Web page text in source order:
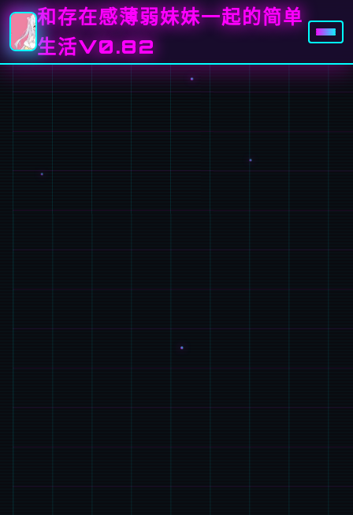
和存在感薄弱妹妹一起的简单
生活V0.82